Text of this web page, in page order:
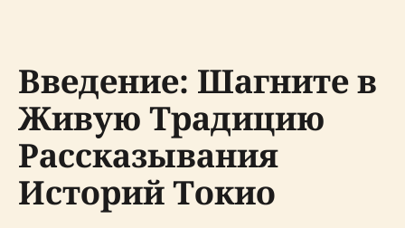
Введение: Шагните в
Живую Традицию
Рассказывания
Историй Токио